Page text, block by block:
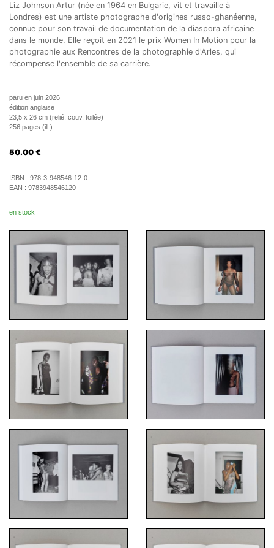
Liz Johnson Artur (née en 1964 en Bulgarie, vit et travaille à
Londres) est une artiste photographe d'origines russo-ghanéenne,
connue pour son travail de documentation de la diaspora africaine
dans le monde. Elle reçoit en 2021 le prix Women In Motion pour la
photographie aux Rencontres de la photographie d'Arles, qui
récompense l'ensemble de sa carrière.
paru en juin 2026
édition anglaise
23,5 x 26 cm (relié, couv. toilée)
256 pages (ill.)
50.00 €
ISBN : 978-3-948546-12-0
EAN : 9783948546120
en stock